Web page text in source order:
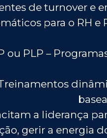
de turnover e
para o RH e
ou PLP –
a liderança
gerir a energia